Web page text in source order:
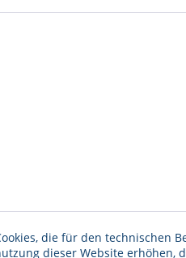
die für den technischen
dieser Website